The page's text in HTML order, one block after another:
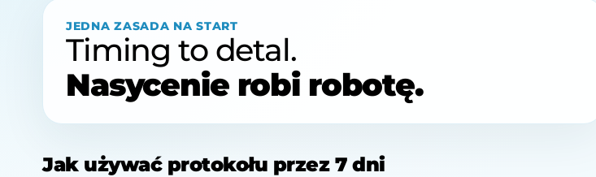
JEDNA ZASADA NA START
Timing to detal.
Nasycenie robi robotę.
Jak używać protokołu przez 7 dni